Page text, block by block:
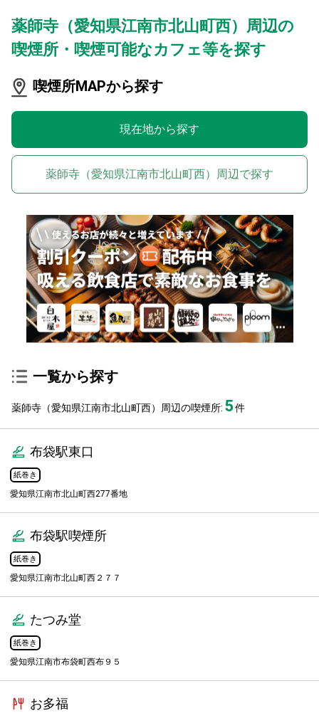
薬師寺（愛知県江南市北山町西）周辺の
喫煙所・喫煙可能なカフェ等を探す
喫煙所MAPから探す
現在地から探す
薬師寺（愛知県江南市北山町西）周辺で探す
一覧から探す
薬師寺（愛知県江南市北山町西）周辺の喫煙所: 5件
布袋駅東口
紙巻き
愛知県江南市北山町西277番地
布袋駅喫煙所
紙巻き
愛知県江南市北山町西２７７
たつみ堂
紙巻き
愛知県江南市布袋町西布９５
お多福